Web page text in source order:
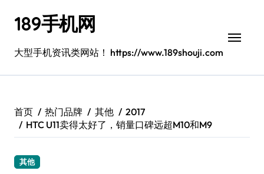
189手机网
大型手机资讯类网站！ https://www.189shouji.com
首页 热门品牌 其他
2017
HTC U11卖得太好了，销量口碑远超M10和M9
其他